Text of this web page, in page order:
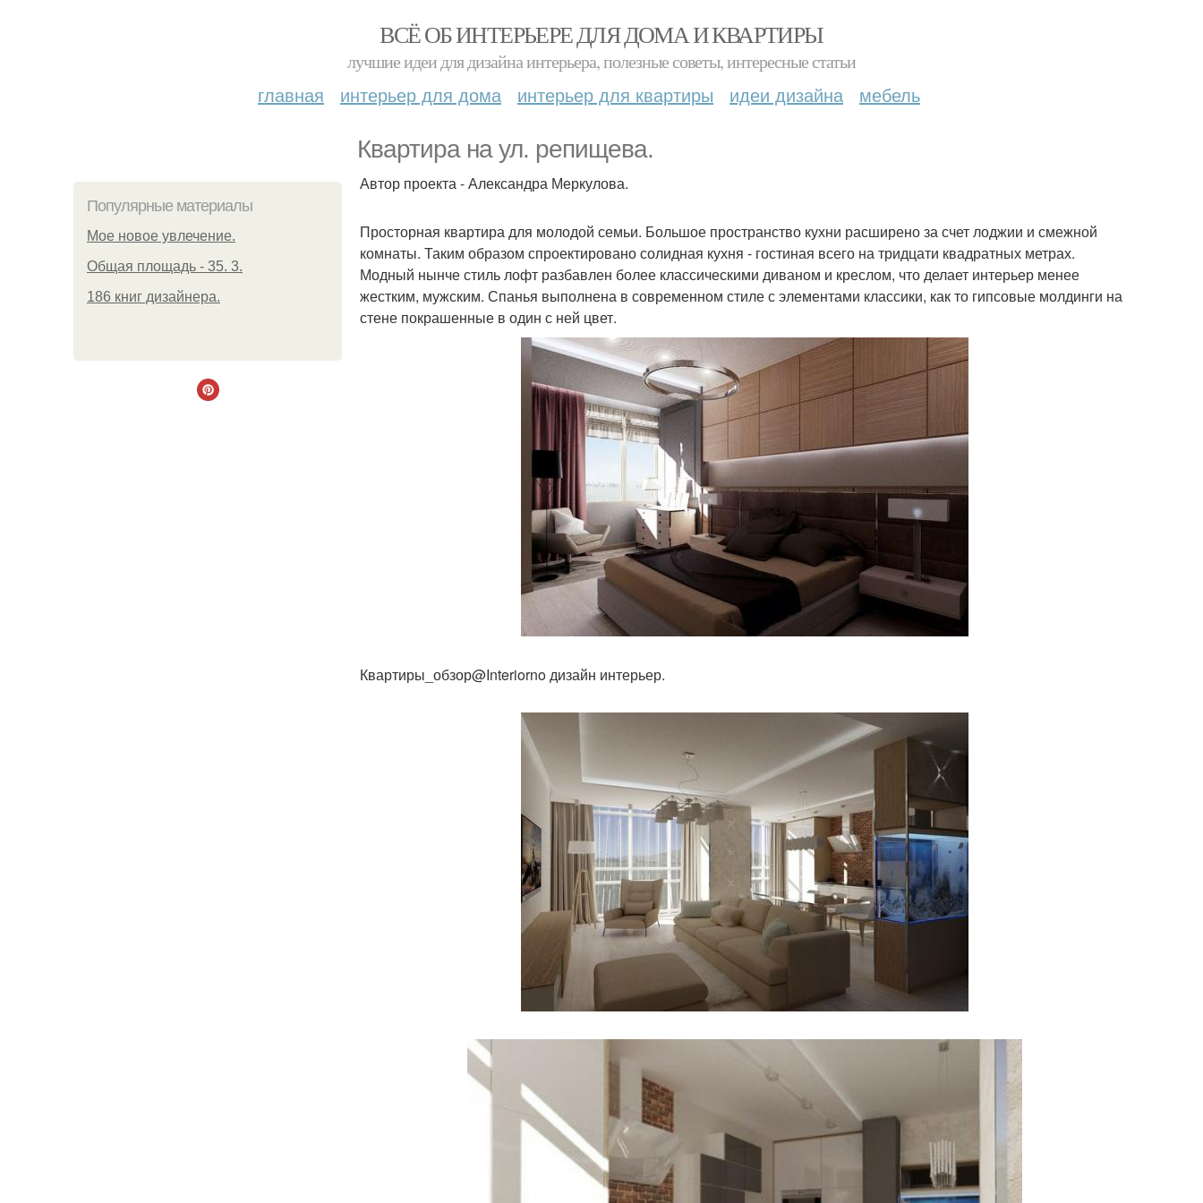
ВСЁ ОБ ИНТЕРЬЕРЕ ДЛЯ ДОМА И КВАРТИРЫ
лучшие идеи для дизайна интерьера, полезные советы, интересные статьи
главная интерьер для дома интерьер для квартиры идеи дизайна мебель
Квартира на ул. репищева.
Популярные материалы
Мое новое увлечение.
Общая площадь - 35. 3.
186 книг дизайнера.
Автор проекта - Александра Меркулова.
Просторная квартира для молодой семьи. Большое пространство кухни расширено за счет лоджии и смежной
комнаты. Таким образом спроектировано солидная кухня - гостиная всего на тридцати квадратных метрах.
Модный нынче стиль лофт разбавлен более классическими диваном и креслом, что делает интерьер менее
жестким, мужским. Спанья выполнена в современном стиле с элементами классики, как то гипсовые молдинги на
стене покрашенные в один с ней цвет.
Квартиры_обзор@Interiorno дизайн интерьер.